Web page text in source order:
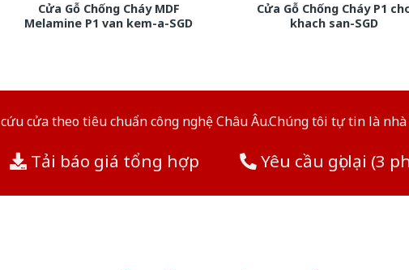
Cửa Gỗ Chống Cháy MDF
Melamine P1 van kem-a-SGD
Cửa Gỗ Chống Cháy P1
khach san-SGD
cửa theo tiêu chuẩn công nghệ Châu Âu.Chúng tôi tự tin là
Tải báo giá tổng hợp Yêu cầu gọi lại (3